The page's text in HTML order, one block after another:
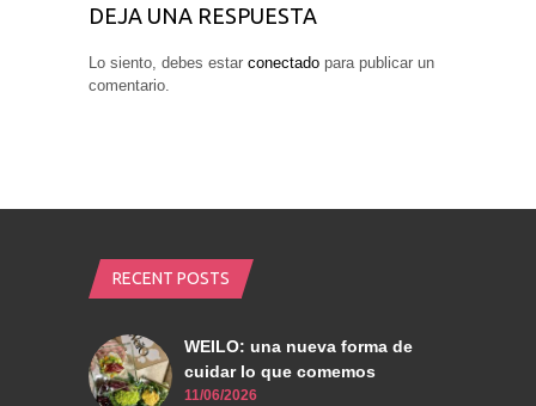
DEJA UNA RESPUESTA
Lo siento, debes estar conectado para publicar un
comentario.
RECENT POSTS
WEILO: una nueva forma de
cuidar lo que comemos
11/06/2026